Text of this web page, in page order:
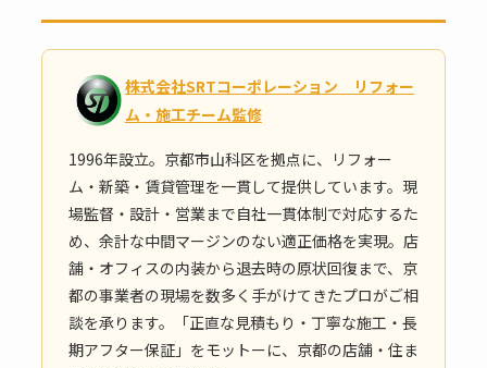
株式会社SRTコーポレーション リフォー
ム・施工チーム監修
1996年設立。京都市山科区を拠点に、リフォー
ム・新築・賃貸管理を一貫して提供しています。現
場監督・設計・営業まで自社一貫体制で対応するた
め、余計な中間マージンのない適正価格を実現。店
舗・オフィスの内装から退去時の原状回復まで、京
都の事業者の現場を数多く手がけてきたプロがご相
談を承ります。「正直な見積もり・丁寧な施工・長
期アフター保証」をモットーに、京都の店舗・住ま